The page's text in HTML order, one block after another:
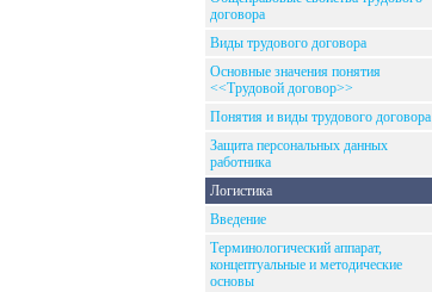
договора
Виды трудового договора
Основные значения понятия
<<Трудовой договор>>
Понятия и виды трудового договора
Защита персональных данных
работника
Логистика
Введение
Терминологический аппарат,
концептуальные и методические
основы